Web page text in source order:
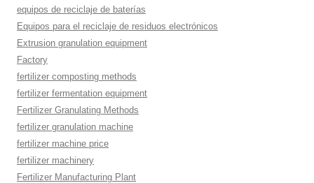
equipos de reciclaje de baterías
Equipos para el reciclaje de residuos electrónicos
Extrusion granulation equipment
Factory
fertilizer composting methods
fertilizer fermentation equipment
Fertilizer Granulating Methods
fertilizer granulation machine
fertilizer machine price
fertilizer machinery
Fertilizer Manufacturing Plant